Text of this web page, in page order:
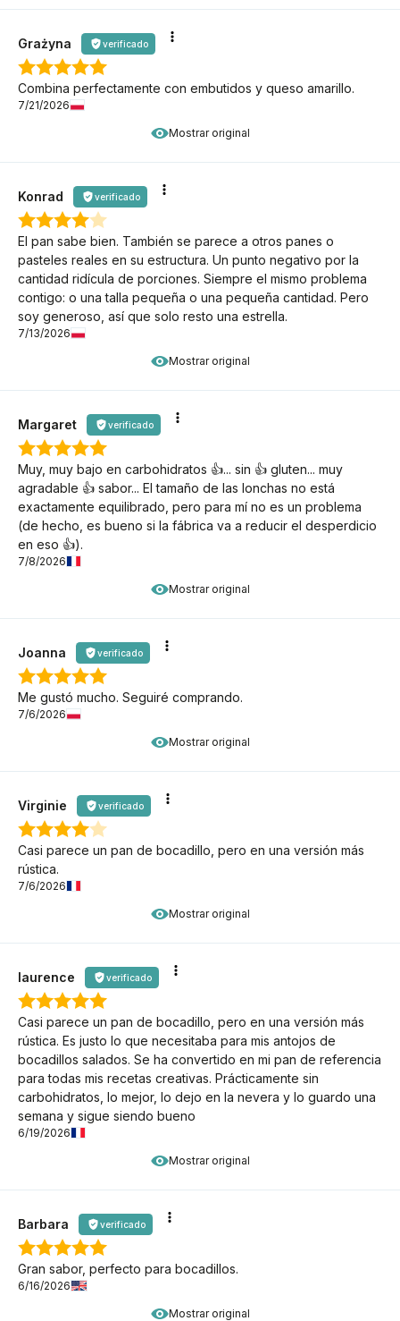
Mostrar original
Grażyna verificado
Combina perfectamente con embutidos y queso amarillo.
7/21/2026
Mostrar original
Konrad verificado
El pan sabe bien. También se parece a otros panes o
pasteles reales en su estructura. Un punto negativo por la
cantidad ridícula de porciones. Siempre el mismo problema
contigo: o una talla pequeña o una pequeña cantidad. Pero
soy generoso, así que solo resto una estrella.
7/13/2026
Mostrar original
Margaret verificado
Muy, muy bajo en carbohidratos 👍... sin 👍 gluten... muy
agradable 👍 sabor... El tamaño de las lonchas no está
exactamente equilibrado, pero para mí no es un problema
(de hecho, es bueno si la fábrica va a reducir el desperdicio
en eso 👍).
7/8/2026
Mostrar original
Joanna verificado
Me gustó mucho. Seguiré comprando.
7/6/2026
Mostrar original
Virginie verificado
Casi parece un pan de bocadillo, pero en una versión más
rústica.
7/6/2026
Mostrar original
laurence verificado
Casi parece un pan de bocadillo, pero en una versión más
rústica. Es justo lo que necesitaba para mis antojos de
bocadillos salados. Se ha convertido en mi pan de referencia
para todas mis recetas creativas. Prácticamente sin
carbohidratos, lo mejor, lo dejo en la nevera y lo guardo una
semana y sigue siendo bueno
6/19/2026
Mostrar original
Barbara verificado
Gran sabor, perfecto para bocadillos.
6/16/2026